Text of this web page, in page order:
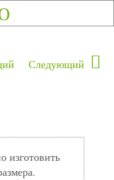
Следующий
изготовить